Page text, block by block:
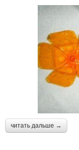
читать дальше →